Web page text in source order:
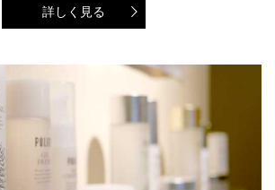
詳しく見る